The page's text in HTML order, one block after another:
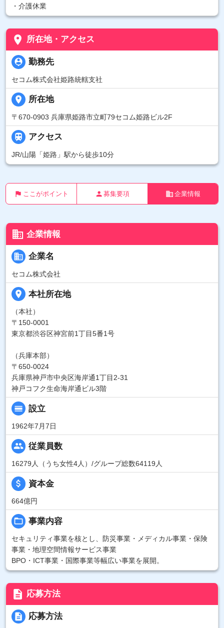
・介護休業
place 所在地・アクセス
person_pin 勤務先
セコム株式会社姫路統轄支社
place 所在地
〒670-0903 兵庫県姫路市立町79セコム姫路ビル2F
 アクセス
JR/山陽「姫路」駅から徒歩10分
flag ここがポイント person 募集要項 business 企業情報
business 企業情報
business 企業名
セコム株式会社
place 本社所在地
（本社）
〒150-0001
東京都渋谷区神宮前1丁目5番1号
（兵庫本部）
〒650-0024
兵庫県神戸市中央区海岸通1丁目2-31
神戸コフク生命海岸通ビル3階
calendar_view_day 設立
1962年7月7日
people 従業員数
16279人（うち女性4人）/グループ総数64119人
attach_money 資本金
664億円
folder_open 事業内容
セキュリティ事業を核とし、防災事業・メディカル事業・保険
事業・地理空間情報サービス事業
BPO・ICT事業・国際事業等幅広い事業を展開。
description 応募方法
description 応募方法